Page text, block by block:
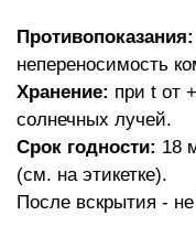
Противопоказания:
непереносимость
Хранение: при t от
солнечных лучей.
Срок годности: 18
(см. на этикетке).
После вскрытия -